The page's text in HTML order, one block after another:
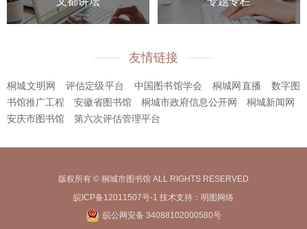
友情链接
桐城文明网 评估定级平台 中国图书馆学会 桐城网直播
数字图
书馆推广工程
安徽省图书馆 桐城市政府信息公开网
桐城新闻网
安庆市图书馆
第六次评估管理平台
版权所有 © 桐城市图书馆 ALL RIGHTS RESERVED
皖ICP备12011507号-1 技术支持： 明图网络
皖公网安备 34088102000580号